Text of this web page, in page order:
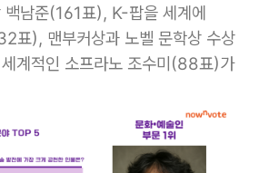
백남준(161표), K-팝을 세계에
표), 맨부커상과 노벨 문학상 수상
계적인 소프라노 조수미(88표)가